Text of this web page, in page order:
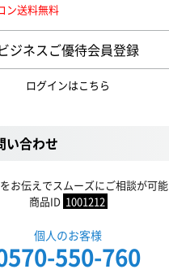
ン送料無料
ビジネスご優待会員登録
ログインはこちら
い合わせ
お伝えでスムーズにご相談が可能
商品ID 1001212
個人のお客様
550-760